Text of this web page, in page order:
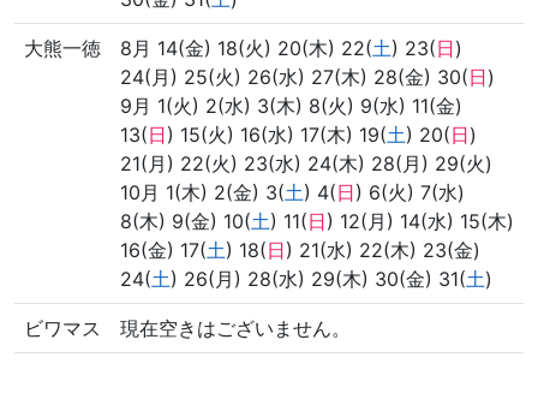
大熊一徳 8月 14(金) 18(火) 20(木) 22(土) 23(日)
24(月) 25(火) 26(水) 27(木) 28(金) 30(日)
9月 1(火) 2(水) 3(木) 8(火) 9(水) 11(金)
13(日) 15(火) 16(水) 17(木) 19(土) 20(日)
21(月) 22(火) 23(水) 24(木) 28(月) 29(火)
10月 1(木) 2(金) 3(土) 4(日) 6(火) 7(水)
8(木) 9(金) 10(土) 11(日) 12(月) 14(水) 15(木)
16(金) 17(土) 18(日) 21(水) 22(木) 23(金)
24(土) 26(月) 28(水) 29(木) 30(金) 31(土)
ビワマス 現在空きはございません。